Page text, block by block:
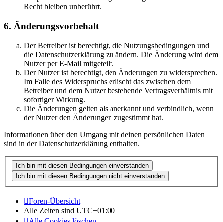
Recht bleiben unberührt.
6. Änderungsvorbehalt
Der Betreiber ist berechtigt, die Nutzungsbedingungen und
die Datenschutzerklärung zu ändern. Die Änderung wird dem
Nutzer per E-Mail mitgeteilt.
Der Nutzer ist berechtigt, den Änderungen zu widersprechen.
Im Falle des Widerspruchs erlischt das zwischen dem
Betreiber und dem Nutzer bestehende Vertragsverhältnis mit
sofortiger Wirkung.
Die Änderungen gelten als anerkannt und verbindlich, wenn
der Nutzer den Änderungen zugestimmt hat.
Informationen über den Umgang mit deinen persönlichen Daten
sind in der Datenschutzerklärung enthalten.
Foren-Übersicht
Alle Zeiten sind UTC+01:00